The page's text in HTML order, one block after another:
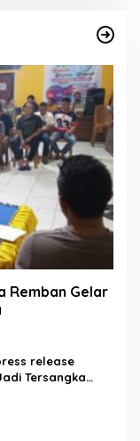
Remban Gelar
release
Tersangka
ALS dan